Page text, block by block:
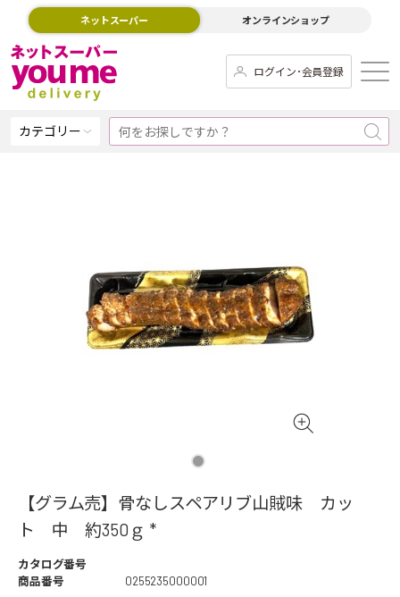
ネットスーパー オンラインショップ
ログイン･会員登録
カテゴリー
【グラム売】骨なしスペアリブ山賊味 カッ
ト 中 約350ｇ *
カタログ番号
商品番号
0255235000001